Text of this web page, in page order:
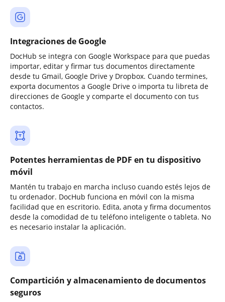
Integraciones de Google
DocHub se integra con Google Workspace para que puedas
importar, editar y firmar tus documentos directamente
desde tu Gmail, Google Drive y Dropbox. Cuando termines,
exporta documentos a Google Drive o importa tu libreta de
direcciones de Google y comparte el documento con tus
contactos.
Potentes herramientas de PDF en tu dispositivo
móvil
Mantén tu trabajo en marcha incluso cuando estés lejos de
tu ordenador. DocHub funciona en móvil con la misma
facilidad que en escritorio. Edita, anota y firma documentos
desde la comodidad de tu teléfono inteligente o tableta. No
es necesario instalar la aplicación.
Compartición y almacenamiento de documentos
seguros